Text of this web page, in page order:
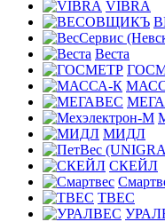
VIBRA
Веста
МИДЛ
СКЕЙЛ
ТВЕС